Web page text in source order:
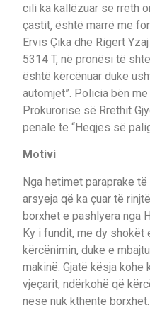
cili ka kallëzuar se rreth
çastit, është marrë me
Ervis Çika dhe Rigert
5314 T, në pronësi të
është kërcënuar duke
automjet”. Policia bën
Prokurorisë së Rrethit
penale të “Heqjes së
Motivi
Nga hetimet paraprake
arsyeja që ka çuar të
borxhet e pashlyera nga
Ky i fundit, me dy shokët
kërcënimin, duke e
makinë. Gjatë kësja kohe
vjeçarit, ndërkohë që
nëse nuk kthente